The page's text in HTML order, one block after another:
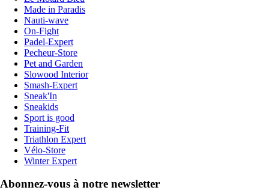
Made in Paradis
Nauti-wave
On-Fight
Padel-Expert
Pecheur-Store
Pet and Garden
Slowood Interior
Smash-Expert
Sneak'In
Sneakids
Sport is good
Training-Fit
Triathlon Expert
Vélo-Store
Winter Expert
Abonnez-vous à notre newsletter